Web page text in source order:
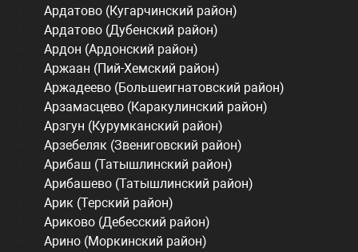
Ардатово (Кугарчинский район)
Ардатово (Дубенский район)
Ардон (Ардонский район)
Аржаан (Пий-Хемский район)
Аржадеево (Большеигнатовский район)
Арзамасцево (Каракулинский район)
Арзгун (Курумканский район)
Арзебеляк (Звениговский район)
Арибаш (Татышлинский район)
Арибашево (Татышлинский район)
Арик (Терский район)
Ариково (Дебесский район)
Арино (Моркинский район)